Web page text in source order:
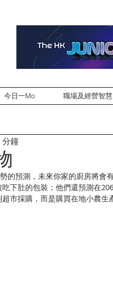
今日一Mo 職場及經營智慧
分鐘
的預測，未來你家的廚房將會
下肚的包裝；他們還預測在
市採購，而是購買在地小農